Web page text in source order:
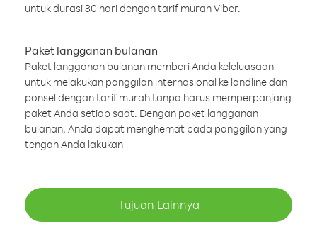
untuk durasi 30 hari dengan tarif murah Viber.
Paket langganan bulanan
Paket langganan bulanan memberi Anda keleluasaan
untuk melakukan panggilan internasional ke landline dan
ponsel dengan tarif murah tanpa harus memperpanjang
paket Anda setiap saat. Dengan paket langganan
bulanan, Anda dapat menghemat pada panggilan yang
tengah Anda lakukan
Tujuan Lainnya